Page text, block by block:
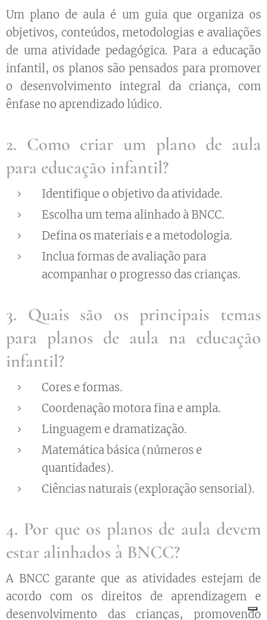
Um plano de aula é um guia que organiza os
objetivos, conteúdos, metodologias e avaliações
de uma atividade pedagógica. Para a educação
infantil, os planos são pensados para promover
o desenvolvimento integral da criança, com
ênfase no aprendizado lúdico.
2. Como criar um plano de aula
para educação infantil?
Identifique o objetivo da atividade.
Escolha um tema alinhado à BNCC.
Defina os materiais e a metodologia.
Inclua formas de avaliação para
acompanhar o progresso das crianças.
3. Quais são os principais temas
para planos de aula na educação
infantil?
Cores e formas.
Coordenação motora fina e ampla.
Linguagem e dramatização.
Matemática básica (números e
quantidades).
Ciências naturais (exploração sensorial).
4. Por que os planos de aula devem
estar alinhados à BNCC?
A BNCC garante que as atividades estejam de
acordo com os direitos de aprendizagem e
desenvolvimento das crianças, promovendo